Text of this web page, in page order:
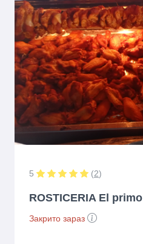
5 (2)
ROSTICERIA El primo
Закрито зараз